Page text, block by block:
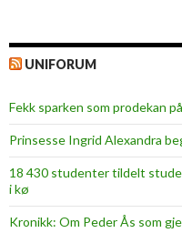
UNIFORUM
Fekk sparken som prodekan
Prinsesse Ingrid Alexandra
18 430 studenter tildelt
i kø
Kronikk: Om Peder Ås som